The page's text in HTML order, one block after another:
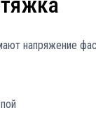
напряжение